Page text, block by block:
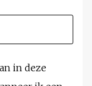
in deze